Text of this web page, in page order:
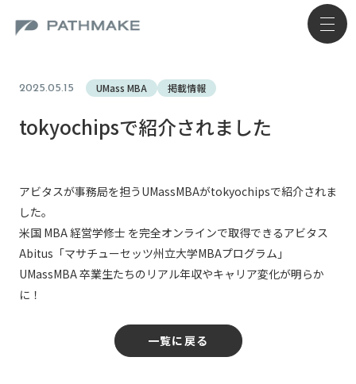
2025.05.15 UMass MBA 掲載情報
tokyochipsで紹介されました
アビタスが事務局を担うUMassMBAがtokyochipsで紹介されま
した。
米国 MBA 経営学修士 を完全オンラインで取得できるアビタス
Abitus「マサチューセッツ州立大学MBAプログラム」
UMassMBA 卒業生たちのリアル年収やキャリア変化が明らか
に！
一覧に戻る